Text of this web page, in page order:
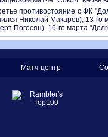
противостояние с ФК
Николай Макаров); 13-го
Погосян). 16-го марта
Матч-центр